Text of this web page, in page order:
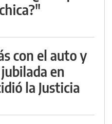
con el auto y
en
la Justicia